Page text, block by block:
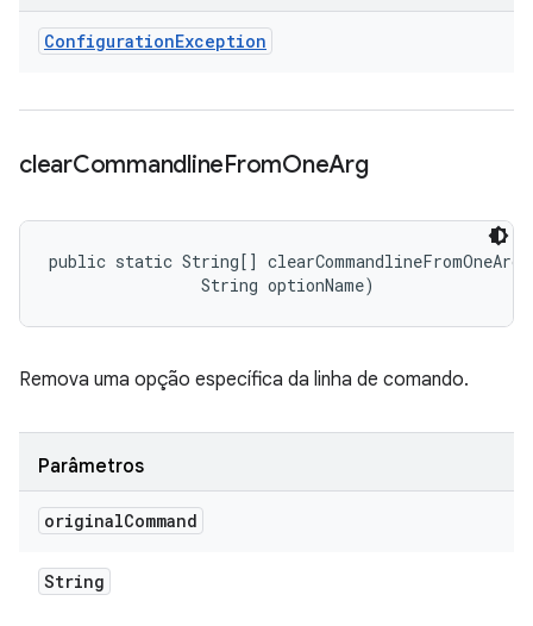
ConfigurationException
clearCommandlineFromOneArg
public static String[]
                String optionName)
Remova uma opção específica da linha de comando.
Parâmetros
originalCommand
String